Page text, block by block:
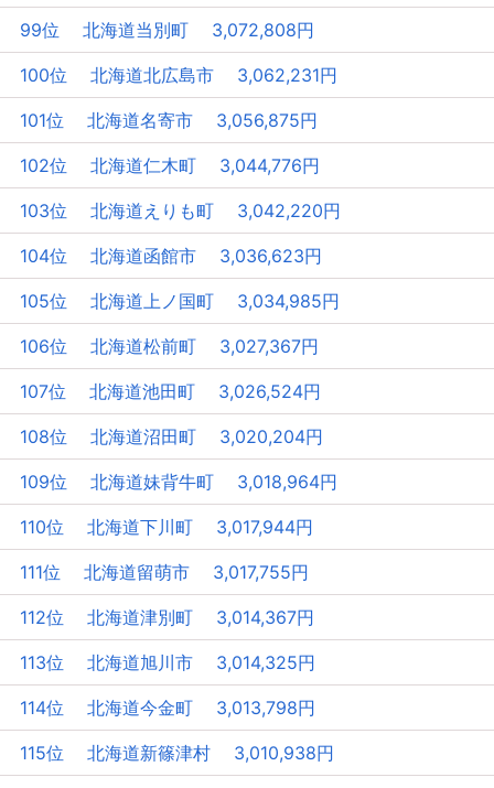
99位 北海道当別町 3,072,808円
100位 北海道北広島市 3,062,231円
101位 北海道名寄市 3,056,875円
102位 北海道仁木町 3,044,776円
103位 北海道えりも町 3,042,220円
104位 北海道函館市 3,036,623円
105位 北海道上ノ国町 3,034,985円
106位 北海道松前町 3,027,367円
107位 北海道池田町 3,026,524円
108位 北海道沼田町 3,020,204円
109位 北海道妹背牛町 3,018,964円
110位 北海道下川町 3,017,944円
111位 北海道留萌市 3,017,755円
112位 北海道津別町 3,014,367円
113位 北海道旭川市 3,014,325円
114位 北海道今金町 3,013,798円
115位 北海道新篠津村 3,010,938円